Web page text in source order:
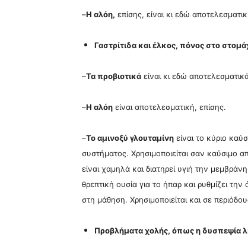
–Η αλόη, επίσης, είναι κι εδώ
Γαστρίτιδα και έλκος, πόνος στο
–Τα προβιοτικά είναι κι εδώ
–Η αλόη είναι αποτελεσματική, επίσης.
–Το αμινοξύ γλουταμίνη είναι το κύριο
συστήματος. Χρησιμοποιείται σαν καύσιμο
είναι χαμηλά και διατηρεί υγιή την
θρεπτική ουσία για το ήπαρ και ρυθμίζει
στη μάθηση. Χρησιμοποιείται και σε
Προβλήματα χολής, όπως η δυσπεψία